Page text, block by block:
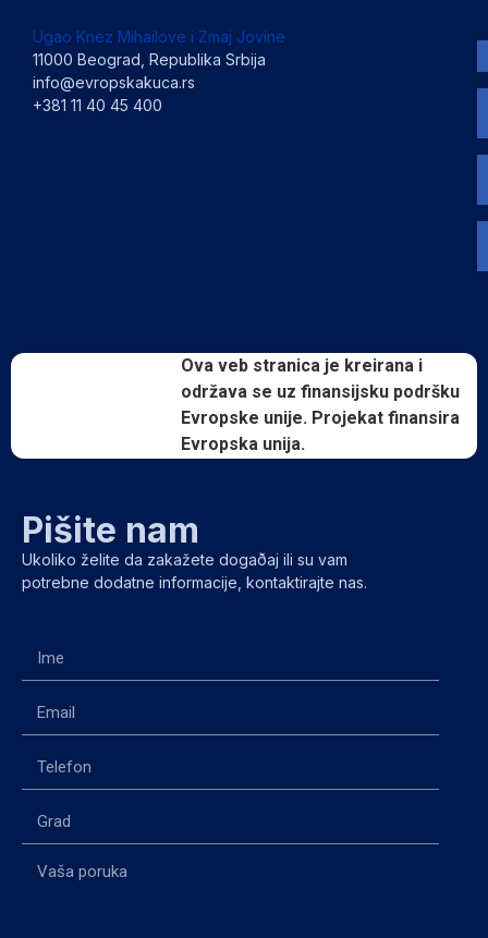
Ugao Knez Mihailove i Zmaj Jovine
11000 Beograd, Republika Srbija
info@evropskakuca.rs
+381 11 40 45 400
Ova veb stranica je kreirana i
održava se uz finansijsku podršku
Evropske unije. Projekat finansira
Evropska unija.
Pišite nam
Ukoliko želite da zakažete dogaðaj ili su vam
potrebne dodatne informacije, kontaktirajte nas.